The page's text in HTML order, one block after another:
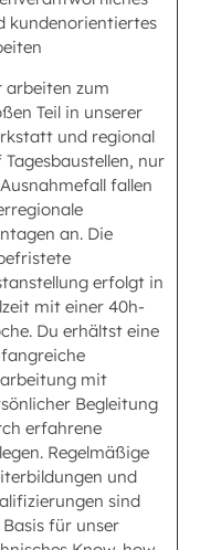
kundenorientiertes
arbeiten zum
Teil in unserer
und regional
Tagesbaustellen, nur
fallen
an. Die
erfolgt in
mit einer 40h-
Du erhältst eine
mit
Begleitung
erfahrene
Regelmäßige
und
sind
für unser